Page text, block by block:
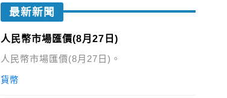
最新新聞
人民幣市場匯價(8月27日)
人民幣市場匯價(8月27日)。
貨幣